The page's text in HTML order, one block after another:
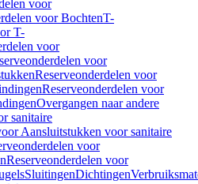
voor
voor BochtenT-
T-
voor
voor
Reserveonderdelen voor
Reserveonderdelen voor
Overgangen naar andere
sanitaire
Aansluitstukken voor sanitaire
voor
Reserveonderdelen voor
SluitingenDichtingen